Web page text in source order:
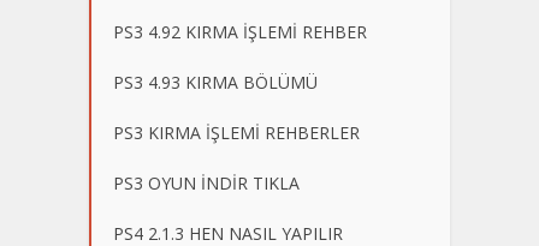
PS3 4.92 KIRMA İŞLEMİ REHBER
PS3 4.93 KIRMA BÖLÜMÜ
PS3 KIRMA İŞLEMİ REHBERLER
PS3 OYUN İNDİR TIKLA
PS4 2.1.3 HEN NASIL YAPILIR